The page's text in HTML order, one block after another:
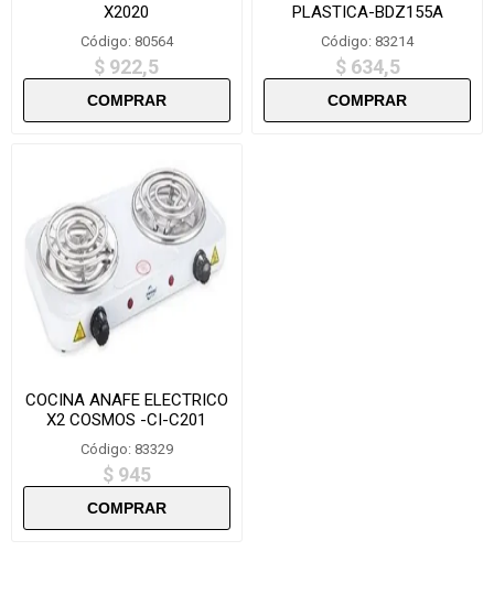
X2020
Código: 80564
$ 922,5
PLASTICA-BDZ155A
Código: 83214
$ 634,5
COCINA ANAFE ELECTRICO
X2 COSMOS -CI-C201
Código: 83329
$ 945